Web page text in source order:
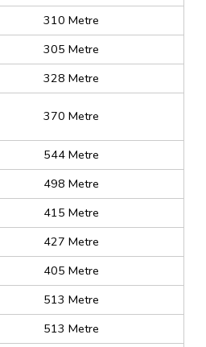
310 Metre
305 Metre
328 Metre
370 Metre
544 Metre
498 Metre
415 Metre
427 Metre
405 Metre
513 Metre
513 Metre